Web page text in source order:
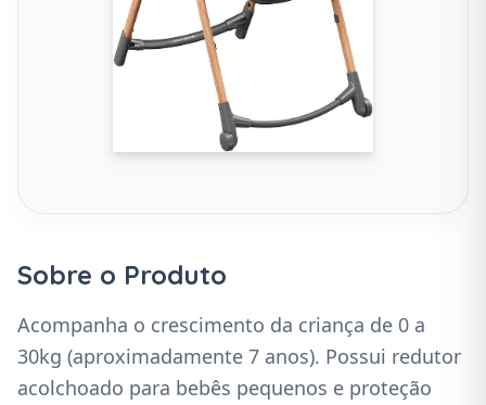
Sobre o Produto
Acompanha o crescimento da criança de 0 a
30kg (aproximadamente 7 anos). Possui redutor
acolchoado para bebês pequenos e proteção